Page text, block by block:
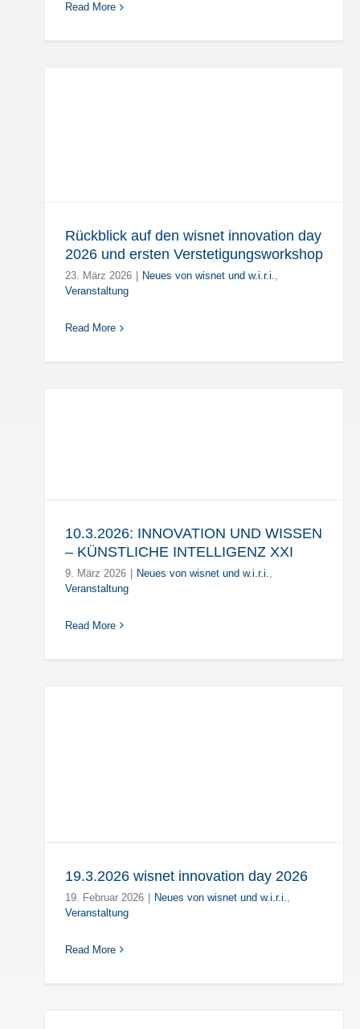
Read More
Rückblick auf den wisnet innovation day
2026 und ersten Verstetigungsworkshop
23. März 2026 Neues von wisnet und w.i.r.i.,
Veranstaltung
Read More
10.3.2026: INNOVATION UND WISSEN
– KÜNSTLICHE INTELLIGENZ XXI
9. März 2026 Neues von wisnet und w.i.r.i.
Veranstaltung
Read More
19.3.2026 wisnet innovation day 2026
19. Februar 2026 Neues von wisnet und w.i.r.i.
Veranstaltung
Read More